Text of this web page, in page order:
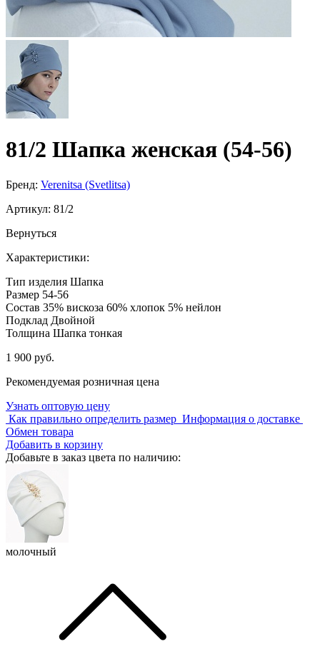
81/2 Шапка женская (54-56)
Бренд: Verenitsa (Svetlitsa)
Артикул: 81/2
Вернуться
Характеристики:
Тип изделия Шапка
Размер 54-56
Состав 35% вискоза 60% хлопок 5% нейлон
Подклад Двойной
Толщина Шапка тонкая
1 900 руб.
Рекомендуемая розничная цена
Узнать оптовую цену
Как правильно определить размер Информация о доставке
Обмен товара
Добавить в корзину
Добавьте в заказ цвета по наличию:
молочный